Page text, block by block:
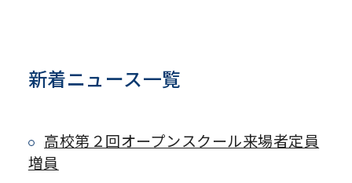
新着ニュース一覧
高校第２回オープンスクール来場者定員
増員